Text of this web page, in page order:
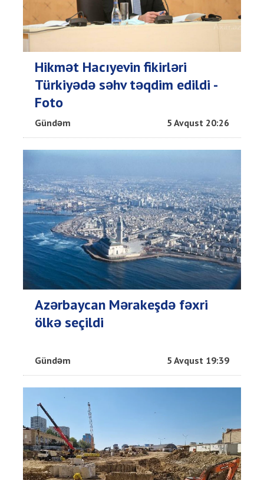
Hikmət Hacıyevin fikirləri
Türkiyədə səhv təqdim edildi -
Foto
Gündəm 5 Avqust 20:26
Azərbaycan Mərakeşdə fəxri
ölkə seçildi
Gündəm 5 Avqust 19:39